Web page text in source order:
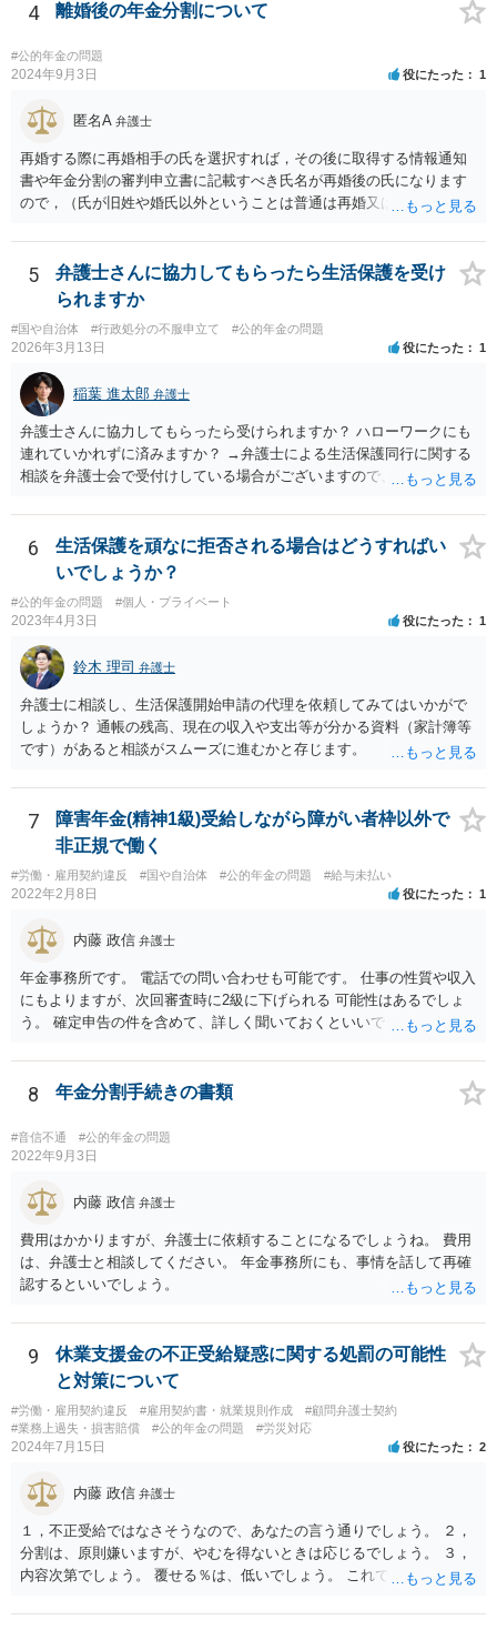
4 離婚後の年金分割について
#公的年金の問題
2024年9月3日 役にたった 1
匿名A 弁護士
再婚する際に再婚相手の氏を選択すれば，その後に取得する情報通知
書や年金分割の審判申立書に記載すべき氏名が再婚後の氏になります
ので，（氏が旧姓や婚氏以外ということは普通は再婚又は養子縁組し
秘匿であればともかく，氏名秘匿を申し立てると，むしろ再婚したこ
とを推察されてしまうのではないかと思います。事案がよくわかりま
せんが，この種の事案では，再婚前に年金分割の手続を行うのがセオ
リーではないかと思います。
5
弁護士さんに協力してもらったら生活保護を受け
られますか
#国や自治体 #行政処分の不服申立て #公的年金の問題
2026年3月13日 役にたった 1
稲葉 進太郎 弁護士
弁護士さんに協力してもらったら受けられますか？ ハローワークにも
連れていかれずに済みますか？ →弁護士による生活保護同行に関する
相談を弁護士会で受付けしている場合がございますので、お近くの弁
6
生活保護を頑なに拒否される場合はどうすればい
いでしょうか？
#公的年金の問題 #個人・プライベート
2023年4月3日 役にたった 1
鈴木 理司 弁護士
弁護士に相談し、生活保護開始申請の代理を依頼してみてはいかがで
しょうか？ 通帳の残高、現在の収入や支出等が分かる資料（家計簿等
です）があると相談がスムーズに進むかと存じます。
7
障害年金(精神1級)受給しながら障がい者枠以外で
非正規で働く
#労働・雇用契約違反 #国や自治体 #公的年金の問題 #給与未払い
2022年2月8日 役にたった 1
内藤 政信 弁護士
年金事務所です。 電話での問い合わせも可能です。 仕事の性質や収入
にもよりますが、次回審査時に2級に下げられる 可能性はあるでしょ
う。 確定申告の件を含めて、詳しく聞いておくといいでしょう。 弁護
8 年金分割手続きの書類
#音信不通 #公的年金の問題
2022年9月3日
内藤 政信 弁護士
費用はかかりますが、弁護士に依頼することになるでしょうね。 費用
は、弁護士と相談してください。 年金事務所にも、事情を話して再確
認するといいでしょう。
9
休業支援金の不正受給疑惑に関する処罰の可能性
と対策について
#労働・雇用契約違反 #雇用契約書・就業規則作成
#顧問弁護士契約
#業務上過失・損害賠償
#公的年金の問題 #労災対応
2024年7月15日 役にたった 2
内藤 政信 弁護士
１，不正受給ではなさそうなので、あなたの言う通りでしょう。 ２，
分割は、原則嫌いますが、やむを得ないときは応じるでしょう。 ３，
内容次第でしょう。 覆せる％は、低いでしょう。 これで終わります。